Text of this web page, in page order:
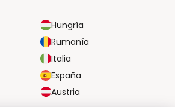
Hungría
Rumanía
Italia
España
Austria